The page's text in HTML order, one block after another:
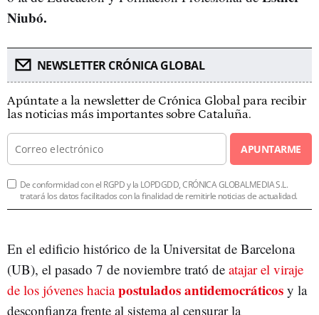
Niubó.
NEWSLETTER CRÓNICA GLOBAL
Apúntate a la newsletter de Crónica Global para recibir
las noticias más importantes sobre Cataluña.
APUNTARME
De conformidad con el RGPD y la LOPDGDD, CRÓNICA GLOBALMEDIA S.L.
tratará los datos facilitados con la finalidad de remitirle noticias de actualidad.
En el edificio histórico de la Universitat de Barcelona
(UB), el pasado 7 de noviembre trató de atajar el viraje
de los jóvenes haciapostulados antidemocráticos y la
desconfianza frente al sistema al censurar la